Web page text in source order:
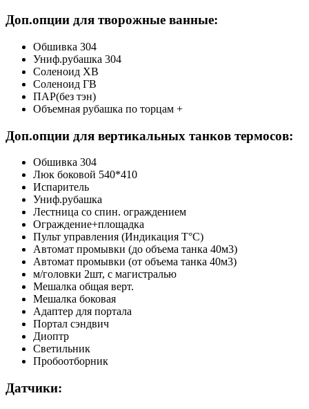
Доп.опции для творожные ванные:
Обшивка 304
Униф.рубашка 304
Соленоид ХВ
Соленоид ГВ
ПАР(без тэн)
Объемная рубашка по торцам +
Доп.опции для вертикальных танков термосов:
Обшивка 304
Люк боковой 540*410
Испаритель
Униф.рубашка
Лестница со спин. ограждением
Ограждение+площадка
Пульт управления (Индикация Т°С)
Автомат промывки (до объема танка 40м3)
Автомат промывки (от объема танка 40м3)
м/головки 2шт, с магистралью
Мешалка общая верт.
Мешалка боковая
Адаптер для портала
Портал сэндвич
Диоптр
Светильник
Пробоотборник
Датчики: